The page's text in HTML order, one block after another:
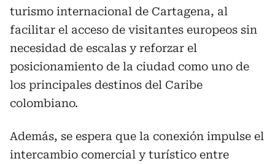
turismo internacional de Cartagena, al
facilitar el acceso de visitantes europeos sin
necesidad de escalas y reforzar el
posicionamiento de la ciudad como uno de
los principales destinos del Caribe
colombiano.
Además, se espera que la conexión impulse el
intercambio comercial y turístico entre